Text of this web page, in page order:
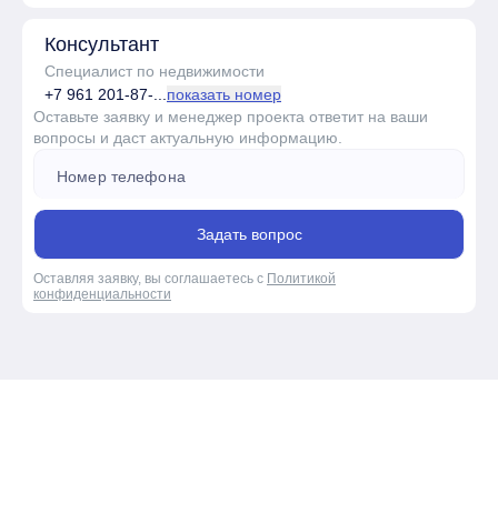
Консультант
Специалист по недвижимости
+7 961 201-87-... показать номер
Оставьте заявку и менеджер проекта ответит на ваши
вопросы и даст актуальную информацию.
Задать вопрос
Оставляя заявку, вы соглашаетесь с Политикой
конфиденциальности